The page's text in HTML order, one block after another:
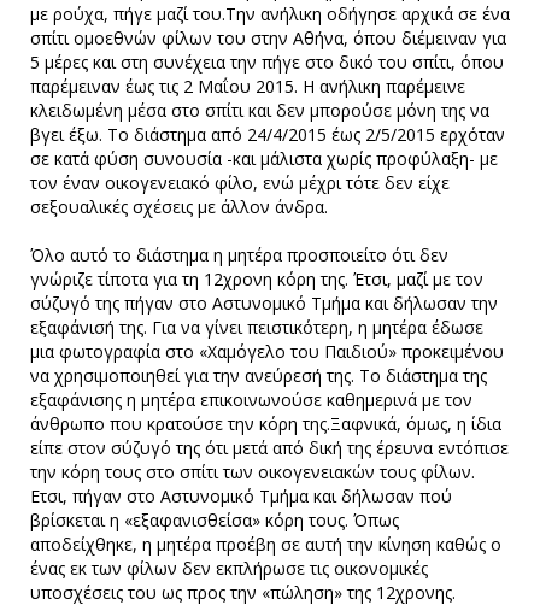
με ρούχα, πήγε μαζί του.Την ανήλικη οδήγησε αρχικά σε ένα
σπίτι ομοεθνών φίλων του στην Αθήνα, όπου διέμειναν για
5 μέρες και στη συνέχεια την πήγε στο δικό του σπίτι, όπου
παρέμειναν έως τις 2 Μαΐου 2015. Η ανήλικη παρέμεινε
κλειδωμένη μέσα στο σπίτι και δεν μπορούσε μόνη της να
βγει έξω. Το διάστημα από 24/4/2015 έως 2/5/2015 ερχόταν
σε κατά φύση συνουσία -και μάλιστα χωρίς προφύλαξη- με
τον έναν οικογενειακό φίλο, ενώ μέχρι τότε δεν είχε
σεξουαλικές σχέσεις με άλλον άνδρα.
Όλο αυτό το διάστημα η μητέρα προσποιείτο ότι δεν
γνώριζε τίποτα για τη 12χρονη κόρη της. Έτσι, μαζί με τον
σύζυγό της πήγαν στο Αστυνομικό Τμήμα και δήλωσαν την
εξαφάνισή της. Για να γίνει πειστικότερη, η μητέρα έδωσε
μια φωτογραφία στο «Χαμόγελο του Παιδιού» προκειμένου
να χρησιμοποιηθεί για την ανεύρεσή της. Το διάστημα της
εξαφάνισης η μητέρα επικοινωνούσε καθημερινά με τον
άνθρωπο που κρατούσε την κόρη της.Ξαφνικά, όμως, η ίδια
είπε στον σύζυγό της ότι μετά από δική της έρευνα εντόπισε
την κόρη τους στο σπίτι των οικογενειακών τους φίλων.
Ετσι, πήγαν στο Αστυνομικό Τμήμα και δήλωσαν πού
βρίσκεται η «εξαφανισθείσα» κόρη τους. Όπως
αποδείχθηκε, η μητέρα προέβη σε αυτή την κίνηση καθώς ο
ένας εκ των φίλων δεν εκπλήρωσε τις οικονομικές
υποσχέσεις του ως προς την «πώληση» της 12χρονης.